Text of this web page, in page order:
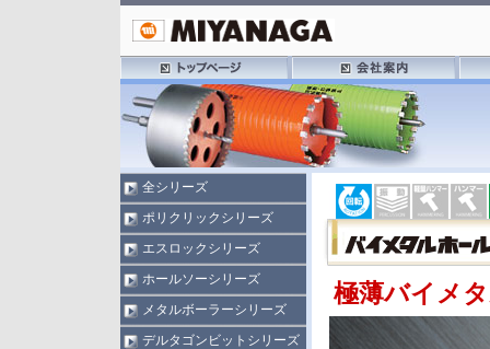
全シリーズ
ポリクリックシリーズ
エスロックシリーズ
ホールソーシリーズ
メタルボーラーシリーズ
デルタゴンビットシリーズ
極薄バイメ